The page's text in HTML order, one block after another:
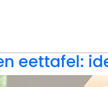
eettafel: